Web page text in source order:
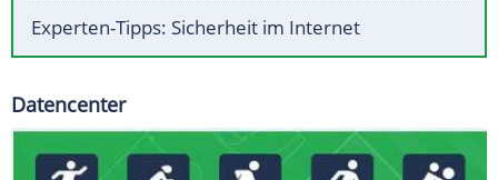
Experten-Tipps: Sicherheit im Internet
Datencenter